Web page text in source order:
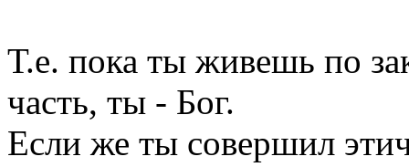
Т.е. пока ты живешь по
часть, ты - Бог.
Если же ты совершил